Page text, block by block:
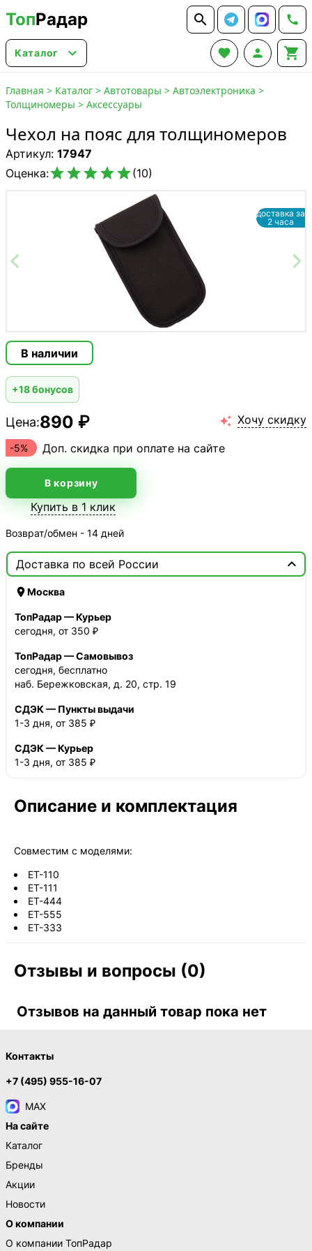
ТопРадар  
Каталог    
Главная > Каталог > Автотовары > Автоэлектроника >
Толщиномеры > Аксессуары
Чехол на пояс для толщиномеров
Артикул: 17947
Оценка:(10)
доставка за
2 часа
В наличии
+18 бонусов
Цена:890 ₽  Хочу скидку
-5% Доп. скидка при оплате на сайте
В корзину
Купить в 1 клик
Возврат/обмен - 14 дней
Доставка по всей России 
Москва
ТопРадар — Курьер
сегодня, от 350 ₽
ТопРадар — Самовывоз
сегодня, бесплатно
наб. Бережковская, д. 20, стр. 19
СДЭК — Пункты выдачи
1-3 дня, от 385 ₽
СДЭК — Курьер
1-3 дня, от 385 ₽
Описание и комплектация
Совместим с моделями:
ET-110
ET-111
ET-444
ET-555
ET-333
Отзывы и вопросы (0)
Отзывов на данный товар пока нет
Контакты
+7 (495) 955-16-07
MAX
На сайте
Каталог
Бренды
Акции
Новости
О компании
О компании ТопРадар